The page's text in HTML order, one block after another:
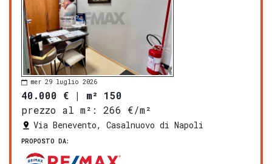
mer 29 luglio 2026
40.000 € | m² 150
prezzo al m²:
266 €/m²
Via Benevento, Casalnuovo di Napoli
PROPOSTO DA: